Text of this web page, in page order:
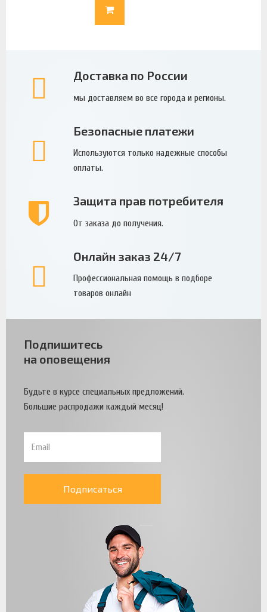
Доставка по России
мы доставляем во все города и регионы.
Безопасные платежи
Используются только надежные способы
оплаты.
Защита прав потребителя
От заказа до получения.
Онлайн заказ 24/7
Профессиональная помощь в подборе
товаров онлайн
Подпишитесь
на оповещения
Будьте в курсе специальных предложений.
Большие распродажи каждый месяц!
Подписаться